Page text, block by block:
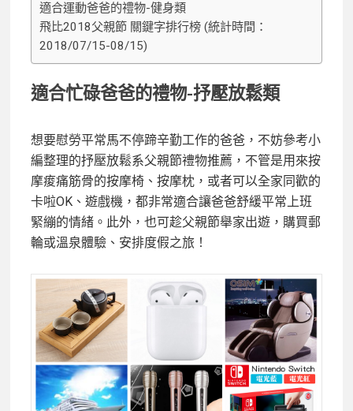
適合運動爸爸的禮物-健身類
飛比2018父親節 關鍵字排行榜 (統計時間：
2018/07/15-08/15)
適合忙碌爸爸的禮物-抒壓放鬆類
想要慰勞平常馬不停蹄辛勤工作的爸爸，不妨參考小
編整理的抒壓放鬆系父親節禮物推薦，不管是用來按
摩痠痛筋骨的按摩椅、按摩枕，或者可以全家同歡的
卡啦OK、遊戲機，都非常適合讓爸爸舒緩平常上班
緊繃的情緒。此外，也可趁父親節舉家出遊，購買郵
輪或溫泉體驗、安排度假之旅！